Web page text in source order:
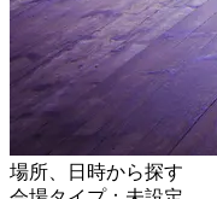
場所、日時から探す